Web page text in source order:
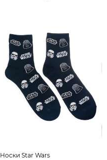
Носки Star Wars